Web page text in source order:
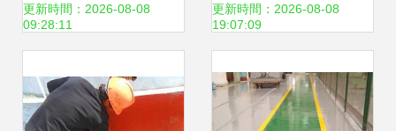
施工服務——地億
耐用地坪
更新時間：2026-08-08
09:28:11
地標，霸屏級視覺
更新時間：2026-08-08
19:07:09